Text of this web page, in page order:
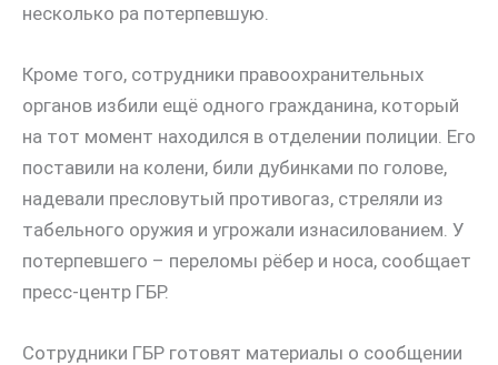
несколько ра потерпевшую.
Кроме того, сотрудники правоохранительных
органов избили ещё одного гражданина, который
на тот момент находился в отделении полиции. Его
поставили на колени, били дубинками по голове,
надевали пресловутый противогаз, стреляли из
табельного оружия и угрожали изнасилованием. У
потерпевшего – переломы рёбер и носа, сообщает
пресс-центр ГБР.
Сотрудники ГБР готовят материалы о сообщении